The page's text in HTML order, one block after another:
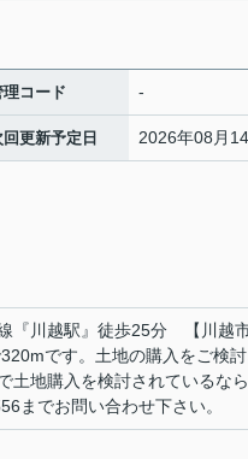
理コード -
回更新予定日 2026年08月
川越駅』徒歩25分 【川越
です。土地の購入をご検
土地購入を検討されているな
までお問い合わせ下さい。